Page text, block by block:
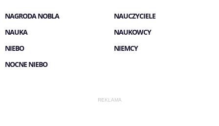
NAGRODA NOBLA
NAUCZYCIELE
NAUKA
NAUKOWCY
NIEBO
NIEMCY
NOCNE NIEBO
REKLAMA